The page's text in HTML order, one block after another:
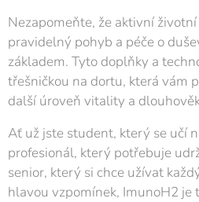
Nezapomeňte, že aktivní
pravidelný pohyb a péče o
základem. Tyto doplňky a
třešničkou na dortu, která vám
další úroveň vitality a
Ať už jste student, který se učí
profesionál, který potřebuje
senior, který si chce užívat
hlavou vzpomínek, ImunoH2 je